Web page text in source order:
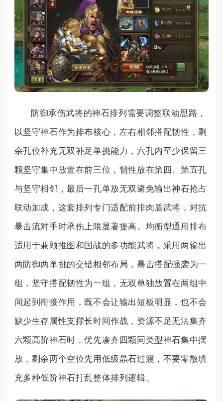
防御承伤武将的神石排列需要调整联动思路，
以坚守神石作为排布核心，左右相邻搭配韧性，剩
余孔位补充无双补足单挑能力，六孔内至少保留三
颗坚守集中放置在前三位，韧性放在第四、第五孔
与坚守相邻，最后一孔单放无双避免输出神石抢占
联动加成，这套排列专门适配前排肉盾武将，对抗
暴击流对手时承伤上限显著提高。均衡型通用排布
适用于兼顾推图和国战的多功能武将，采用两输出
两防御两单挑的交错相邻布局，暴击搭配强袭为一
组，坚守搭配韧性为一组，无双单独放置在两组中
间起到衔接作用，既不会让输出短板明显，也不会
缺少生存属性支撑长时间作战，资源不足无法集齐
六颗高阶神石时，优先凑齐四颗同类型神石集中摆
放，剩余两个空位先用低级晶石过渡，不要零散填
充多种低阶神石打乱整体排列逻辑。